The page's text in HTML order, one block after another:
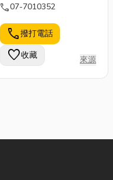
call07-7010352
call撥打電話
favorite收藏 來源